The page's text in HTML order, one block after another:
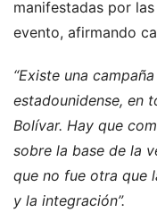
manifestadas por
evento, afirmando
“Existe una
estadounidense, en
Bolívar. Hay que
sobre la base de la
que no fue otra que
y la integración”.